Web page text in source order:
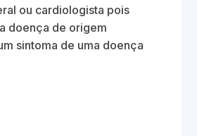
ou cardiologista pois
doença de origem
sintoma de uma doença